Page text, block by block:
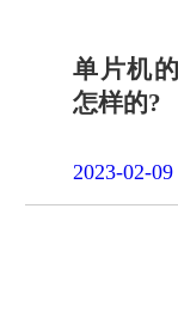
开发
社会责任
招贤纳士
单片机
怎样的?
2023-02-09